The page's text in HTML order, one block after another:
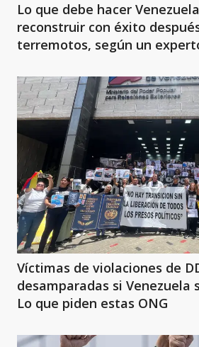
Lo que debe hacer
reconstruir con éxito
terremotos, según un
Víctimas de violaciones de
desamparadas si Venezuela
Lo que piden estas ONG